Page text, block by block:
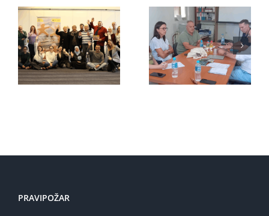
“Pravipožar”
sa
predstavnicima
organizacije
Mirovni
aktivisti
konačno
zaslužuju
PRAVIPOŽAR